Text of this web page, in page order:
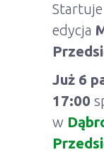
edycja
Już 6
17:00
w